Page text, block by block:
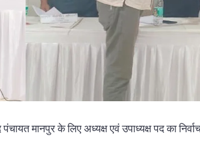
मानपुर के लिए अध्यक्ष एवं उपाध्यक्ष पद का